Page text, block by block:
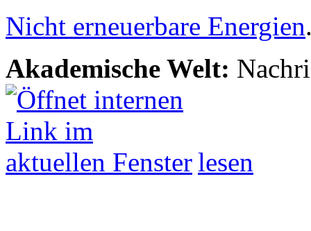
Nicht erneuerbare Energien
Akademische Welt:
lesen